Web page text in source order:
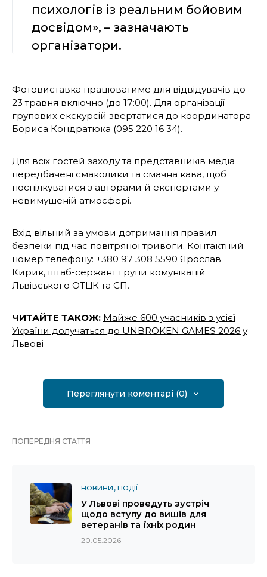
психологів із реальним бойовим
досвідом», – зазначають
організатори.
Фотовиставка працюватиме для відвідувачів до
23 травня включно (до 17:00). Для організації
групових екскурсій звертатися до координатора
Бориса Кондратюка (095 220 16 34).
Для всіх гостей заходу та представників медіа
передбачені смаколики та смачна кава, щоб
поспілкуватися з авторами й експертами у
невимушеній атмосфері.
Вхід вільний за умови дотримання правил
безпеки під час повітряної тривоги. Контактний
номер телефону: +380 97 308 5590 Ярослав
Кирик, штаб-сержант групи комунікацій
Львівського ОТЦК та СП.
ЧИТАЙТЕ ТАКОЖ: Майже 600 учасників з усієї
України долучаться до UNBROKEN GAMES 2026 у
Львові
Переглянути коментарі (0)
ПОПЕРЕДНЯ СТАТТЯ
НОВИНИ ПОДІЇ
У Львові проведуть зустріч
щодо вступу до вишів для
ветеранів та їхніх родин
20.05.2026